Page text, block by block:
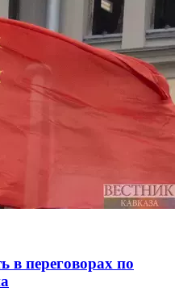
в переговорах по